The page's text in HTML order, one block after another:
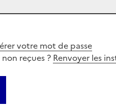
votre mot de passe
reçues ? Renvoyer les